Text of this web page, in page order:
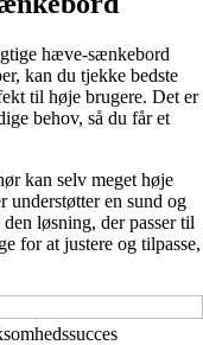
hæve-sænkebord
kan du tjekke bedste
til høje brugere. Det er
behov, så du får et
kan selv meget høje
en sund og
løsning, der passer til
for at justere og tilpasse,